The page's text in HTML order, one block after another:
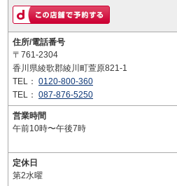
住所/電話番号
〒761-2304
香川県綾歌郡綾川町萱原821-1
TEL： 0120-800-360
TEL： 087-876-5250
営業時間
午前10時〜午後7時
定休日
第2水曜